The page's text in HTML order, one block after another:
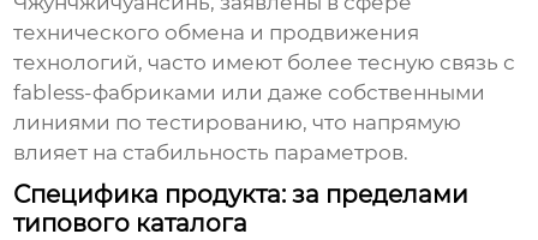
технического обмена и продвижения
технологий, часто имеют более тесную связь с
fabless-фабриками или даже собственными
линиями по тестированию, что напрямую
влияет на стабильность параметров.
Специфика продукта: за пределами
типового каталога